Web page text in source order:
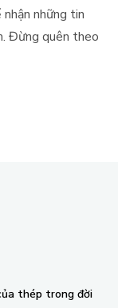
những tin
Đừng quên theo
thép trong đời